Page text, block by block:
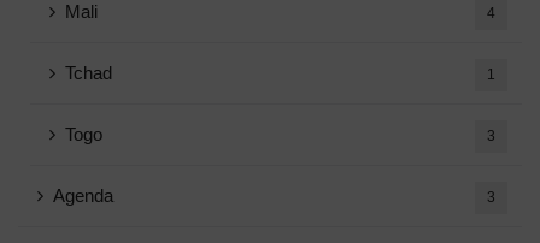
Mali 4
Tchad 1
Togo 3
Agenda 3